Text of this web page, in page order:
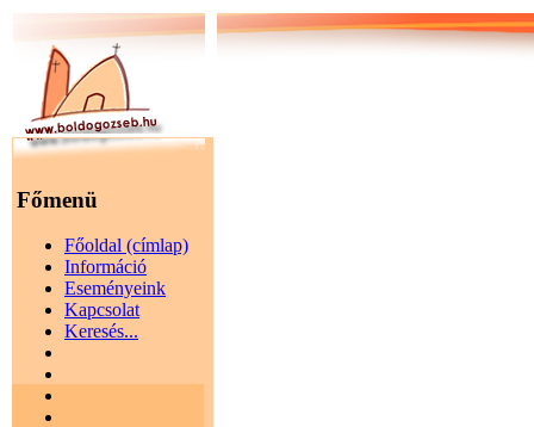
Főmenü
Főoldal (címlap)
Információ
Eseményeink
Kapcsolat
Keresés...